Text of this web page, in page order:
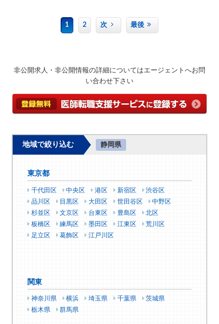
1 2 次 最後
非公開求人・非公開情報の詳細についてはエージェントへお問
い合わせ下さい
地域で絞り込む 静岡県
東京都
千代田区 中央区 港区 新宿区
渋谷区
品川区
目黒区 大田区 世田谷区
中野区
杉並区
文京区 台東区 豊島区
北区
板橋区
練馬区 墨田区 江東区
荒川区
足立区
葛飾区 江戸川区
関東
神奈川県 横浜 埼玉県 千葉県
茨城県
栃木県
群馬県